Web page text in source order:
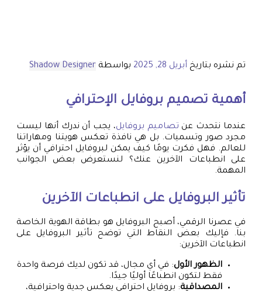
تم نشره بتاريخ أبريل 28, 2025 بواسطة Shadow Designer
أهمية تصميم بروفايل الإحترافي
عندما نتحدث عن تصاميم بروفايل، يجب أن ندرك أنها ليست
مجرد صور وتسميات. بل هي نافذة تعكس هويتنا ومهاراتنا
للعالم. فهل فكرت يومًا كيف يمكن لبروفايل احترافي أن يؤثر
على انطباعات الآخرين عنك؟ لنستعرض بعض الجوانب
المهمة.
تأثير البروفايل على انطباعات الآخرين
في عصرنا الرقمي، أصبح البروفايل هو بطاقة الهوية الخاصة
بنا. فإليك بعض النقاط التي توضح تأثير البروفايل على
انطباعات الآخرين:
الظهور الأول: في أي مجال، قد تكون لديك فرصة واحدة
فقط لتكون انطباعًا أوليًا جيدًا.
المصداقية: بروفايل احترافي يعكس جدية واحترافية،